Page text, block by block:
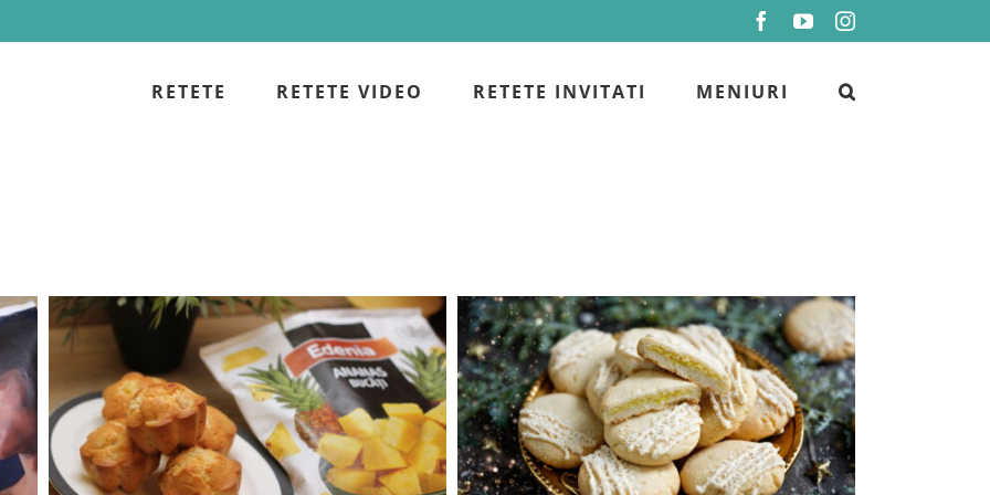
Facebook
YouTubeInstagram
RETETE RETETE VIDEO RETETE INVITATI MENIURI
Briose cu ananas si fulgi de cocos –
reteta
Biscuiti pina colada – reteta